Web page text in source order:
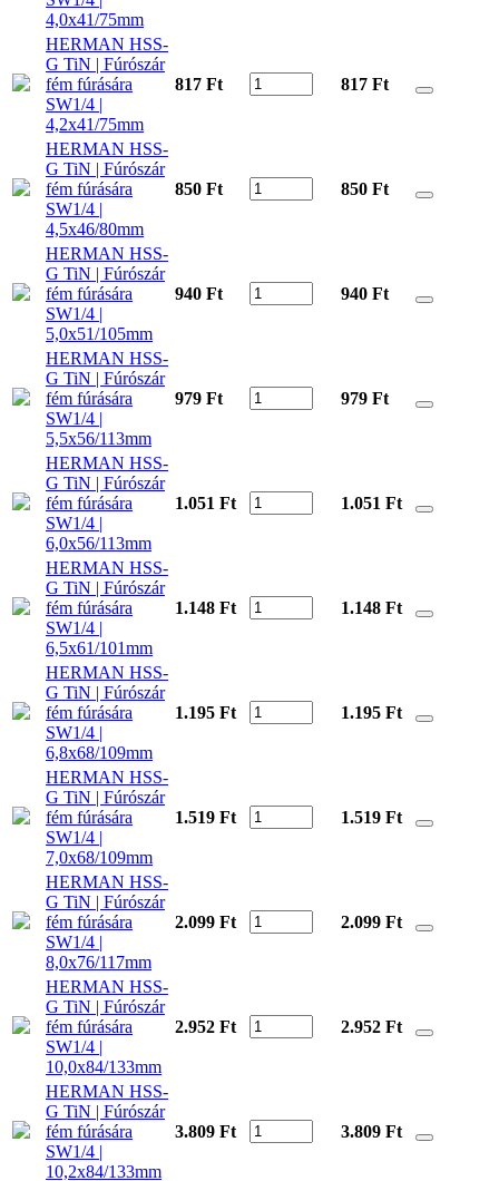
4,0x41/75mm
HERMAN HSS-
G TiN | Fúrószár
fém fúrására
SW1/4 |
4,2x41/75mm
817 Ft 817 Ft
HERMAN HSS-
G TiN | Fúrószár
fém fúrására
SW1/4 |
4,5x46/80mm
850 Ft 850 Ft
HERMAN HSS-
G TiN | Fúrószár
fém fúrására
SW1/4 |
5,0x51/105mm
940 Ft 940 Ft
HERMAN HSS-
G TiN | Fúrószár
fém fúrására
SW1/4 |
5,5x56/113mm
979 Ft 979 Ft
HERMAN HSS-
G TiN | Fúrószár
fém fúrására
SW1/4 |
6,0x56/113mm
1.051 Ft 1.051 Ft
HERMAN HSS-
G TiN | Fúrószár
fém fúrására
SW1/4 |
6,5x61/101mm
1.148 Ft 1.148 Ft
HERMAN HSS-
G TiN | Fúrószár
fém fúrására
SW1/4 |
6,8x68/109mm
1.195 Ft 1.195 Ft
HERMAN HSS-
G TiN | Fúrószár
fém fúrására
SW1/4 |
7,0x68/109mm
1.519 Ft 1.519 Ft
HERMAN HSS-
G TiN | Fúrószár
fém fúrására
SW1/4 |
8,0x76/117mm
2.099 Ft 2.099 Ft
HERMAN HSS-
G TiN | Fúrószár
fém fúrására
SW1/4 |
10,0x84/133mm
2.952 Ft 2.952 Ft
HERMAN HSS-
G TiN | Fúrószár
fém fúrására
SW1/4 |
10,2x84/133mm
3.809 Ft 3.809 Ft